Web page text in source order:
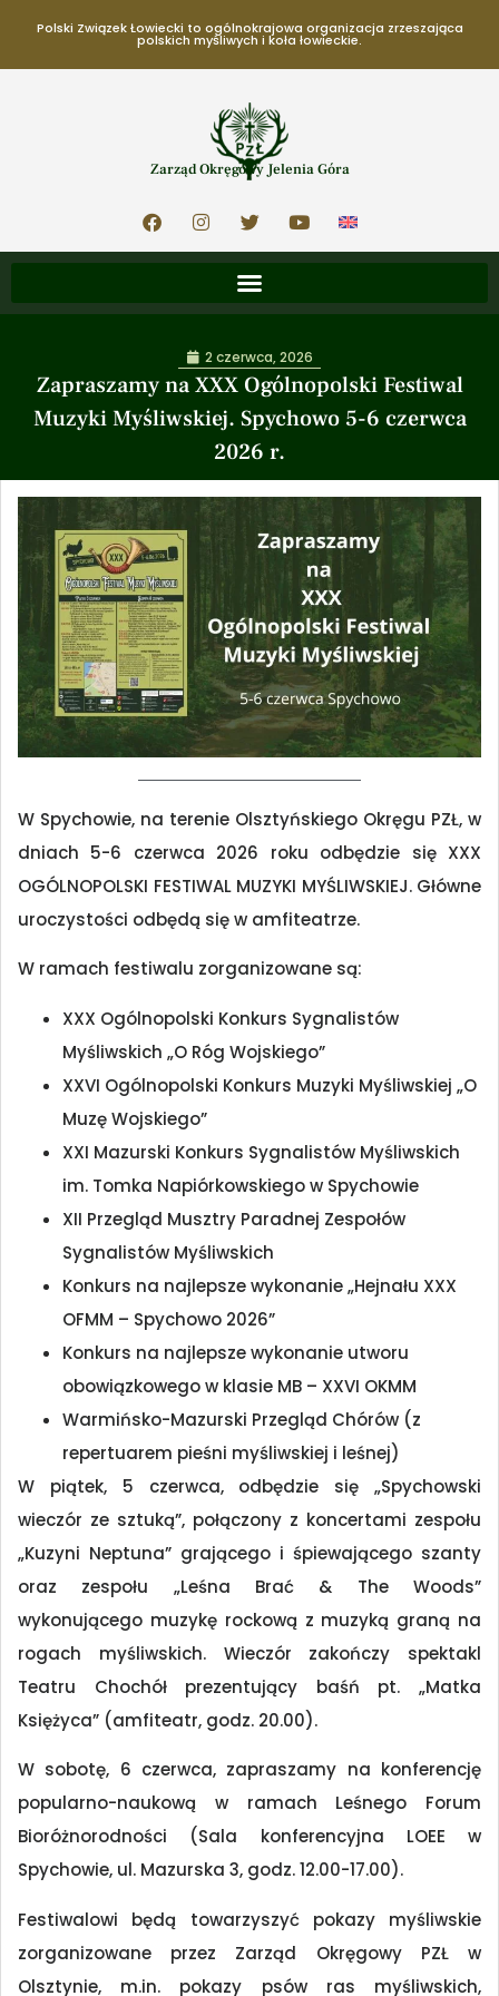
Polski Związek Łowiecki to ogólnokrajowa organizacja zrzeszająca
polskich myśliwych i koła łowieckie.
Zarząd Okręgowy Jelenia Góra
Zapraszamy na XXX Ogólnopolski Festiwal
Muzyki Myśliwskiej. Spychowo 5-6 czerwca
2026 r.
2 czerwca, 2026
W Spychowie, na terenie Olsztyńskiego Okręgu PZŁ, w
dniach 5-6 czerwca 2026 roku odbędzie się XXX
OGÓLNOPOLSKI FESTIWAL MUZYKI MYŚLIWSKIEJ. Główne
uroczystości odbędą się w amfiteatrze.
W ramach festiwalu zorganizowane są:
XXX Ogólnopolski Konkurs Sygnalistów
Myśliwskich „O Róg Wojskiego”
XXVI Ogólnopolski Konkurs Muzyki Myśliwskiej „O
Muzę Wojskiego”
XXI Mazurski Konkurs Sygnalistów Myśliwskich
im. Tomka Napiórkowskiego w Spychowie
XII Przegląd Musztry Paradnej Zespołów
Sygnalistów Myśliwskich
Konkurs na najlepsze wykonanie „Hejnału XXX
OFMM – Spychowo 2026”
Konkurs na najlepsze wykonanie utworu
obowiązkowego w klasie MB – XXVI OKMM
Warmińsko-Mazurski Przegląd Chórów (z
repertuarem pieśni myśliwskiej i leśnej)
W piątek, 5 czerwca, odbędzie się „Spychowski
wieczór ze sztuką”, połączony z koncertami zespołu
„Kuzyni Neptuna” grającego i śpiewającego szanty
oraz zespołu „Leśna Brać & The Woods”
wykonującego muzykę rockową z muzyką graną na
rogach myśliwskich. Wieczór zakończy spektakl
Teatru Chochół prezentujący baśń pt. „Matka
Księżyca” (amfiteatr, godz. 20.00).
W sobotę, 6 czerwca, zapraszamy na konferencję
popularno-naukową w ramach Leśnego Forum
Bioróżnorodności (Sala konferencyjna LOEE w
Spychowie, ul. Mazurska 3, godz. 12.00-17.00).
Festiwalowi będą towarzyszyć pokazy myśliwskie
zorganizowane przez Zarząd Okręgowy PZŁ w
Olsztynie, m.in. pokazy psów ras myśliwskich,